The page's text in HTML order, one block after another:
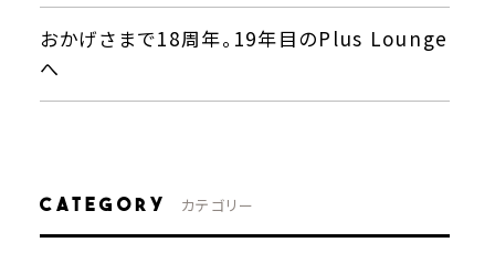
おかげさまで18周年。19年目のPlus Lounge
へ
CATEGORY カテゴリー